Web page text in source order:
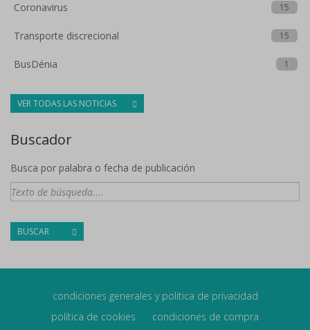
Coronavirus 15
Transporte discrecional 15
BusDénia 1
VER TODAS LAS NOTICIAS
Buscador
Busca por palabra o fecha de publicación
BUSCAR
condiciones generales y política de privacidad
política de cookies
condiciones de compra